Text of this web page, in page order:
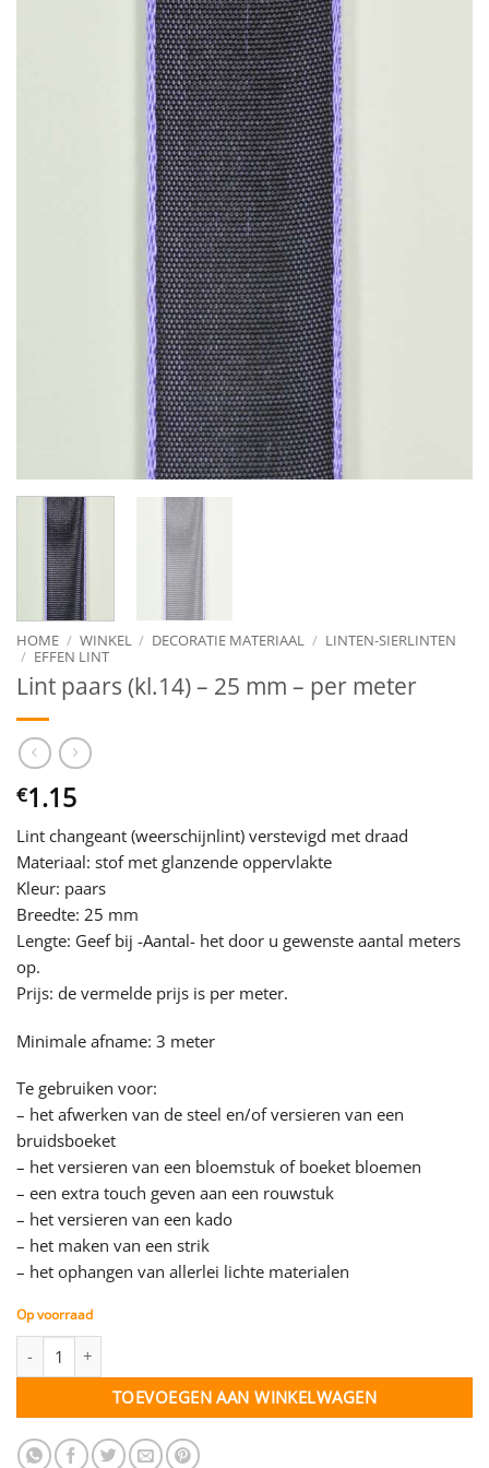
HOME / WINKEL / DECORATIE MATERIAAL / LINTEN-SIERLINTEN
/ EFFEN LINT
Lint paars (kl.14) – 25 mm – per meter
€1.15
Lint changeant (weerschijnlint) verstevigd met draad
Materiaal: stof met glanzende oppervlakte
Kleur: paars
Breedte: 25 mm
Lengte: Geef bij -Aantal- het door u gewenste aantal meters
op.
Prijs: de vermelde prijs is per meter.
Minimale afname: 3 meter
Te gebruiken voor:
– het afwerken van de steel en/of versieren van een
bruidsboeket
– het versieren van een bloemstuk of boeket bloemen
– een extra touch geven aan een rouwstuk
– het versieren van een kado
– het maken van een strik
– het ophangen van allerlei lichte materialen
Op voorraad
TOEVOEGEN AAN WINKELWAGEN